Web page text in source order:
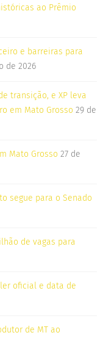
ao Prêmio
e barreiras para
de 2026
transição, e XP leva
em Mato Grosso 29 de
Mato Grosso 27 de
segue para o Senado
de vagas para
oficial e data de
de MT ao